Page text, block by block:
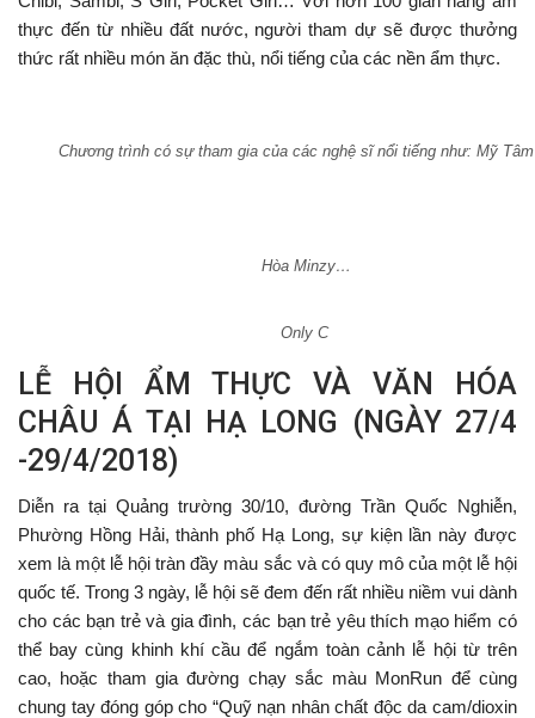
thực đến từ nhiều đất nước, người tham dự sẽ được thưởng
thức rất nhiều món ăn đặc thù, nổi tiếng của các nền ẩm thực.
Chương trình có sự tham gia của các nghệ sĩ nổi tiếng như: Mỹ
Hòa Minzy…
Only C
LỄ HỘI ẨM THỰC VÀ VĂN HÓA
CHÂU Á TẠI HẠ LONG (NGÀY 27/4
-29/4/2018)
Diễn ra tại Quảng trường 30/10, đường Trần Quốc Nghiễn,
Phường Hồng Hải, thành phố Hạ Long, sự kiện lần này được
xem là một lễ hội tràn đầy màu sắc và có quy mô của một lễ hội
quốc tế. Trong 3 ngày, lễ hội sẽ đem đến rất nhiều niềm vui dành
cho các bạn trẻ và gia đình, các bạn trẻ yêu thích mạo hiểm có
thể bay cùng khinh khí cầu để ngắm toàn cảnh lễ hội từ trên
cao, hoặc tham gia đường chạy sắc màu MonRun để cùng
chung tay đóng góp cho “Quỹ nạn nhân chất độc da cam/dioxin